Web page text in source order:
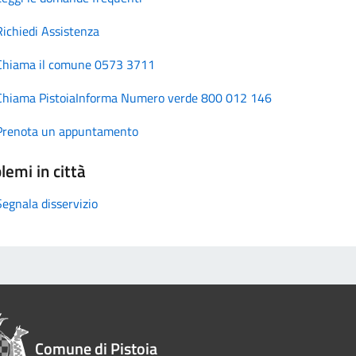
Assistenza
il comune 0573 3711
PistoiaInforma Numero verde 800 012 146
un appuntamento
in città
disservizio
Comune di Pistoia